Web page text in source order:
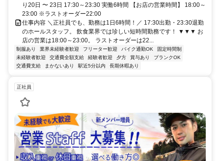
り20日 〜 23日 17:30～23:30 実働6時間 【お店の営業時間】 18:00～
23:00 ※ラストオーダー22:00
仕事内容 ＼正社員でも、勤務は1日6時間！／ 17:30出勤・23:30退勤
のホールスタッフ。 飲食業界では珍しい短時間勤務です！ ▼▼▼ お
店の営業は18:00～23:00。 ラストオーダーは22...
制服あり 業界未経験者歓迎 フリーター歓迎 バイク通勤OK
固定時間制
未経験者歓迎
交通費全額支給 経験者歓迎 夕方 賞与あり
ブランクOK
交通費支給
まかないあり 駅近5分以内 長期休暇あり
正社員